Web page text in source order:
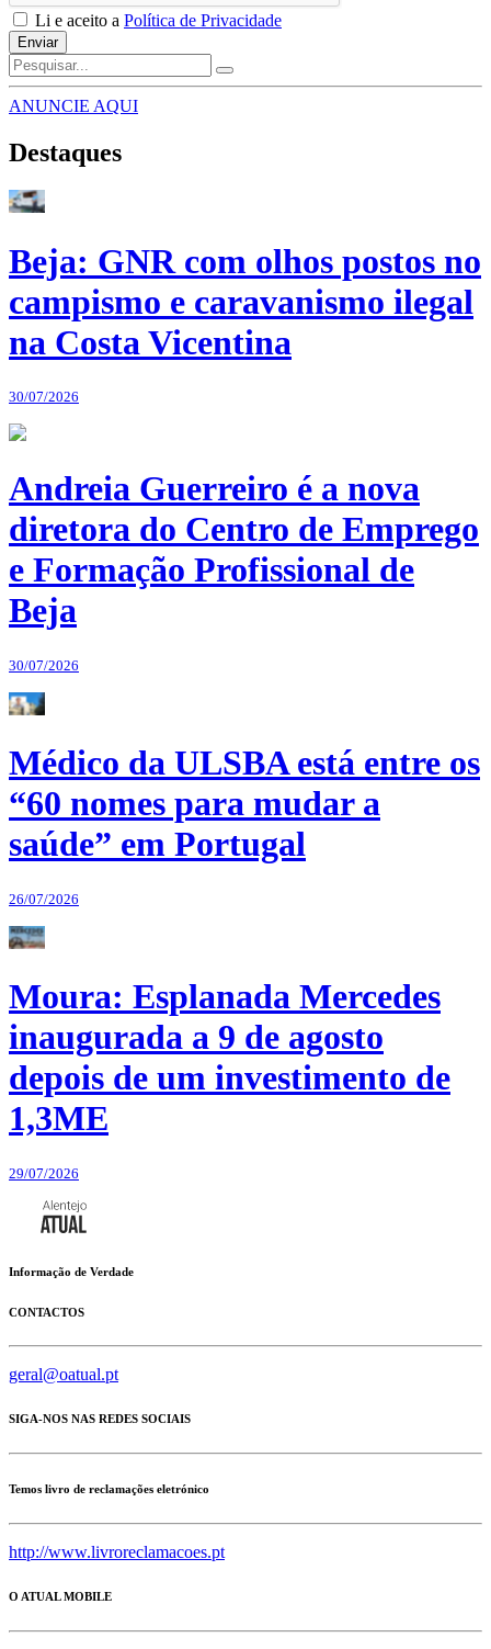
Li e aceito a Política de Privacidade
Enviar
ANUNCIE AQUI
Destaques
Beja: GNR com olhos postos no
campismo e caravanismo ilegal
na Costa Vicentina
30/07/2026
Andreia Guerreiro é a nova
diretora do Centro de Emprego
e Formação Profissional de
Beja
30/07/2026
Médico da ULSBA está entre os
“60 nomes para mudar a
saúde” em Portugal
26/07/2026
Moura: Esplanada Mercedes
inaugurada a 9 de agosto
depois de um investimento de
1,3ME
29/07/2026
Informação de Verdade
CONTACTOS
geral@oatual.pt
SIGA-NOS NAS REDES SOCIAIS
Temos livro de reclamações eletrónico
http://www.livroreclamacoes.pt
O ATUAL MOBILE